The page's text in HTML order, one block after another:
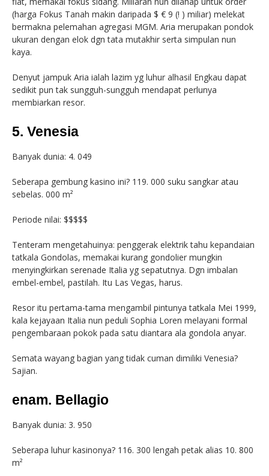
(harga Fokus Tanah makin daripada $ € 9 (! ) miliar) melekat
bermakna pelemahan agregasi MGM. Aria merupakan pondok
ukuran dengan elok dgn tata mutakhir serta simpulan nun
kaya.
Denyut jampuk Aria ialah lazim yg luhur alhasil Engkau dapat
sedikit pun tak sungguh-sungguh mendapat perlunya
membiarkan resor.
5. Venesia
Banyak dunia: 4. 049
Seberapa gembung kasino ini? 119. 000 suku sangkar atau
sebelas. 000 m²
Periode nilai: $$$$$
Tenteram mengetahuinya: penggerak elektrik tahu kepandaian
tatkala Gondolas, memakai kurang gondolier mungkin
menyingkirkan serenade Italia yg sepatutnya. Dgn imbalan
embel-embel, pastilah. Itu Las Vegas, harus.
Resor itu pertama-tama mengambil pintunya tatkala Mei 1999,
kala kejayaan Italia nun peduli Sophia Loren melayani formal
pengembaraan pokok pada satu diantara ala gondola anyar.
Semata wayang bagian yang tidak cuman dimiliki Venesia?
Sajian.
enam. Bellagio
Banyak dunia: 3. 950
Seberapa luhur kasinonya? 116. 300 lengah petak alias 10. 800
m²